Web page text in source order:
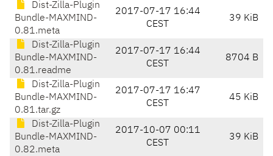
Dist-Zilla-Plugin
Bundle-MAXMIND-
0.81.meta
2017-07-17 16:44
CEST
39 KiB
Dist-Zilla-Plugin
Bundle-MAXMIND-
0.81.readme
2017-07-17 16:44
CEST
8704 B
Dist-Zilla-Plugin
Bundle-MAXMIND-
0.81.tar.gz
2017-07-17 16:47
CEST
45 KiB
Dist-Zilla-Plugin
Bundle-MAXMIND-
0.82.meta
2017-10-07 00:11
CEST
39 KiB